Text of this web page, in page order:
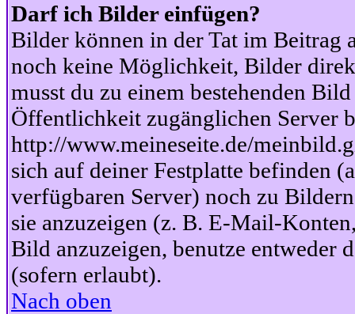
Darf ich Bilder einfügen?
Bilder können in der Tat im Beitrag
noch keine Möglichkeit, Bilder
musst du zu einem bestehenden
Öffentlichkeit zugänglichen Server
http://www.meineseite.de/
sich auf deiner Festplatte befinden
verfügbaren Server) noch zu
sie anzuzeigen (z. B. E-Mail-
Bild anzuzeigen, benutze
(sofern erlaubt).
Nach oben